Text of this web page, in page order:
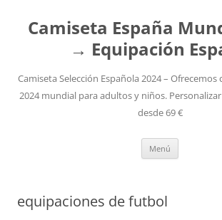
Camiseta España
→ Equipación
Camiseta Selección Española 2024 – Ofrecemos
2024 mundial para adultos y niños.
desde 69 €
Menú
equipaciones de futbol